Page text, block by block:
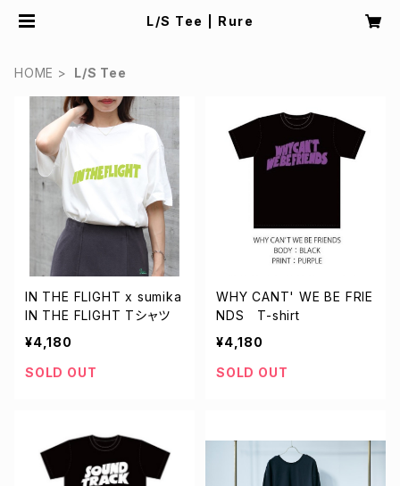
L/S Tee | Rure
HOME L/S Tee
IN THE FLIGHT x sumika
IN THE FLIGHT Tシャツ
¥4,180
SOLD OUT
WHY CANT' WE BE FRIE
NDS T-shirt
¥4,180
SOLD OUT